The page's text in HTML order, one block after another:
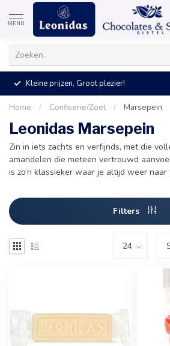
MENU
Kleine prijzen, Groot plezier!
Home / Confiserie/Zoet / Marsepein
Leonidas Marsepein
Zin in iets zachts en verfijnds, met die
amandelen die meteen vertrouwd
is zo’n klassieker waar je altijd weer
Filters